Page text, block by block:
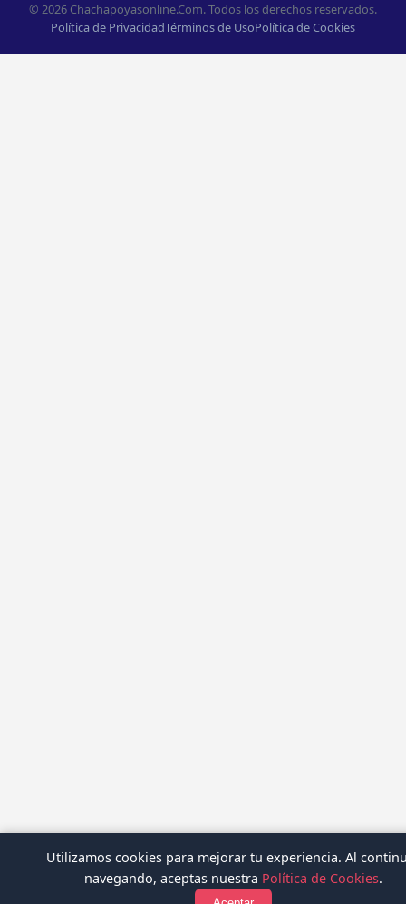
© 2026 Chachapoyasonline.Com. Todos los derechos reservados.
Política de PrivacidadTérminos de UsoPolítica de Cookies
Utilizamos cookies para mejorar tu experiencia. Al
navegando, aceptas nuestra Política de Cookies.